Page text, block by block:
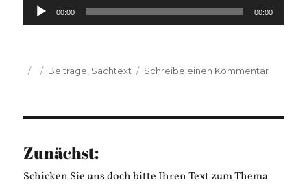
Audio-
Player
00:00 00:00
Veröffentlicht
Kategorien
Beiträge Sachtext Schreibe einen Kommentarzu
Zunächst:
Schicken Sie uns doch bitte Ihren Text zum Thema